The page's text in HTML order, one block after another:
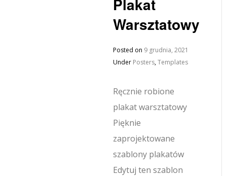
Plakat
Warsztatowy
Posted on 9 grudnia, 2021
Under Posters,Templates
Ręcznie robione
plakat warsztatowy
Pięknie
zaprojektowane
szablony plakatów
Edytuj ten szablon